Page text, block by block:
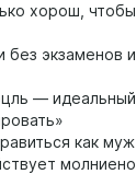
хорош,
без экзаменов
—
как